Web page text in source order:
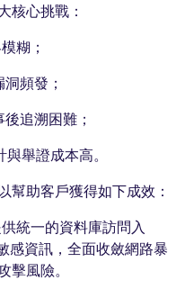
核心挑戰：
糊；
頻發；
追溯困難；
舉證成本高。
幫助客戶獲得如下成效：
統一的資料庫訪問入
感資訊，全面收斂網路暴
風險。